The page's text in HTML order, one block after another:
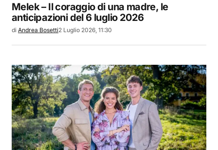
Melek – Il coraggio di una madre, le
anticipazioni del 6 luglio 2026
di Andrea Bosetti2 Luglio 2026, 11:30